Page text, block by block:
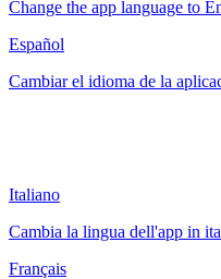
Change the app language to
Español
Cambiar el idioma de la
Italiano
Cambia la lingua dell'app in
Français